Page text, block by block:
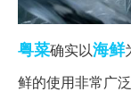
粤菜确实以海鲜
鲜的使用非常广